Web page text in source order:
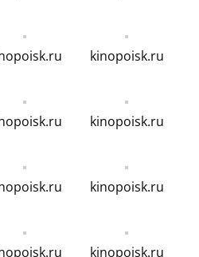
kinopoisk.ru
kinopoisk.ru
kinopoisk.ru
kinopoisk.ru